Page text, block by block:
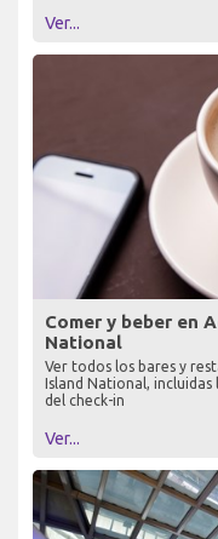
Ver...
Comer y beber en
National
Ver todos los bares y
Island National, incluidas
del check-in
Ver...